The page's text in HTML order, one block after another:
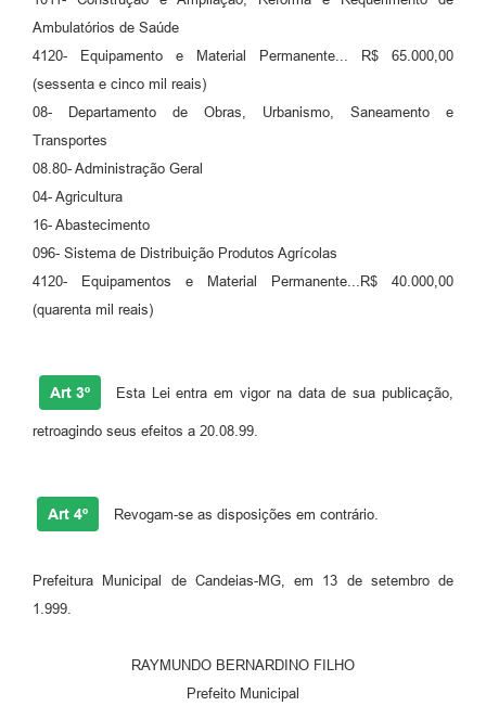
RELATÓRIO ESPORTE MUNICIPAL 2025
Ambulatórios de Saúde
4120- Equipamento e Material Permanente... R$ 65.000,00
(sessenta e cinco mil reais)
08- Departamento de Obras, Urbanismo, Saneamento e
Transportes
08.80- Administração Geral
04- Agricultura
16- Abastecimento
096- Sistema de Distribuição Produtos Agrícolas
4120- Equipamentos e Material Permanente...R$ 40.000,00
(quarenta mil reais)
Art 3º Esta Lei entra em vigor na data de sua publicação,
retroagindo seus efeitos a 20.08.99.
Art 4º Revogam-se as disposições em contrário.
Prefeitura Municipal de Candeias-MG, em 13 de setembro de
1.999.
RAYMUNDO BERNARDINO FILHO
Prefeito Municipal